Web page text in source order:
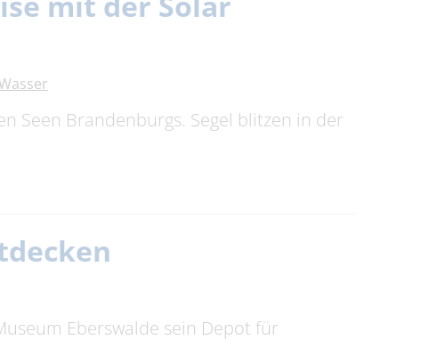
Seen Brandenburgs. Segel blitzen in der
Eberswalde sein Depot für